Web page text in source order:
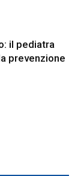
il pediatra
prevenzione